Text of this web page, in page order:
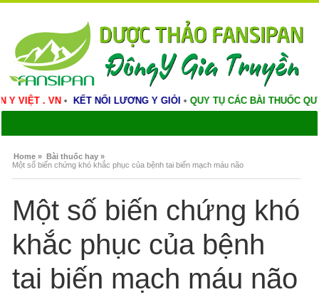
• KẾT NỐI LƯƠNG Y GIỎI•QUY TỤ CÁC BÀI THUỐC QUÝ•VINH
Home » Bài thuốc hay »
Một số biến chứng khó khắc phục của bệnh tai biến mạch máu não
Một số biến chứng khó
khắc phục của bệnh
tai biến mạch máu não